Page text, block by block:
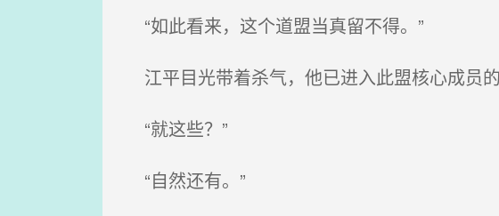
“如此看来，这个道盟当真留不得。”
江平目光带着杀气，他已进入此盟核心成员
“就这些？”
“自然还有。”